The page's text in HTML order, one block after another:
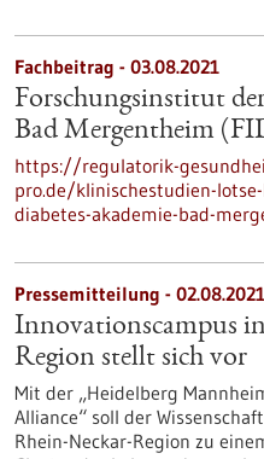
Fachbeitrag - 03.08.2021
Forschungsinstitut
Bad Mergentheim
https://regulatorik-
pro.de/klinischestudien-
diabetes-akademie-bad-
Pressemitteilung - 02.08.2021
Innovationscampus
Region stellt sich vor
Mit der „Heidelberg
Alliance“ soll der
Rhein-Neckar-Region zu